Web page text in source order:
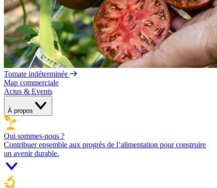
Tomate indéterminée
Map commerciale
Actus & Events
À propos
Qui sommes-nous ?
Contribuer ensemble aux progrès de l’alimentation pour construire
un avenir durable.